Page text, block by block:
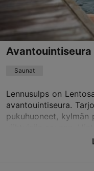
Avantouintiseura
Saunat
Lennusulps on
avantouintiseura.
pukuhuoneet, kylmän